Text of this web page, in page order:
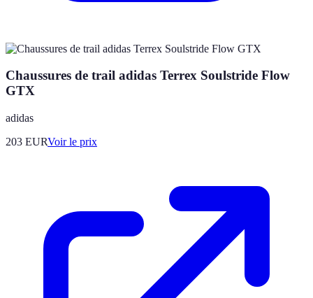
Chaussures de trail adidas Terrex Soulstride Flow
GTX
adidas
203 EURVoir le prix